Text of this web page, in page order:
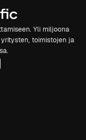
Yli miljoona
toimistojen ja